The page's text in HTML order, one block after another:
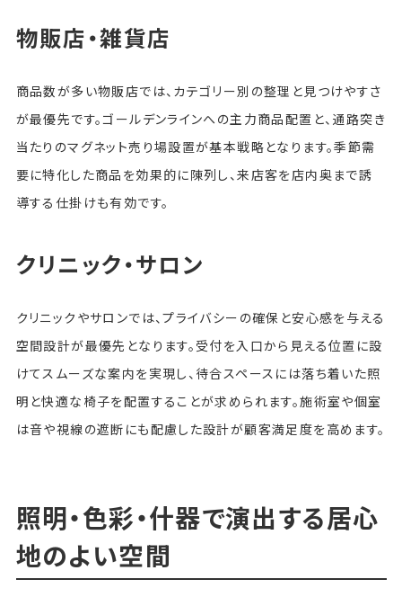
物販店・雑貨店
商品数が多い物販店では、カテゴリー別の整理と見つけやすさ
が最優先です。ゴールデンラインへの主力商品配置と、通路突き
当たりのマグネット売り場設置が基本戦略となります。季節需
要に特化した商品を効果的に陳列し、来店客を店内奥まで誘
導する仕掛けも有効です。
クリニック・サロン
クリニックやサロンでは、プライバシーの確保と安心感を与える
空間設計が最優先となります。受付を入口から見える位置に設
けてスムーズな案内を実現し、待合スペースには落ち着いた照
明と快適な椅子を配置することが求められます。施術室や個室
は音や視線の遮断にも配慮した設計が顧客満足度を高めます。
照明・色彩・什器で演出する居心
地のよい空間